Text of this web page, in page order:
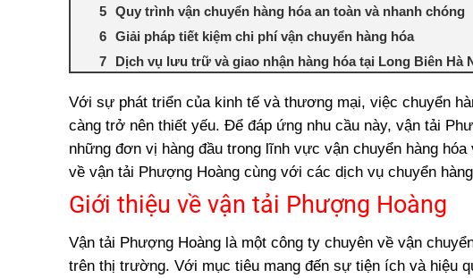
Quy trình vận chuyển hàng hóa an toàn và nhanh chóng
Giải pháp tiết kiệm chi phí vận chuyển hàng hóa
Dịch vụ lưu trữ và giao nhận hàng hóa tại Long Biên Hà
Quy mô và phạm vi dịch vụ vận tải của Phượng Hoàng
Khách hàng tiêu biểu đã sử dụng dịch vụ của Phượng
Cách thức liên hệ và đặt hàng với Phượng Hoàng
Vận chuyển hàng hóa từ Sài Gòn đi Hà Nội: Lợi ích và
Tại sao chọn dịch vụ chuyển hàng từ thành phố Hồ Chí
Các loại hàng hóa phổ biến được vận chuyển từ Sài
Với sự phát triển của kinh tế và thương mại, việc chuyển
càng trở nên thiết yếu. Để đáp ứng nhu cầu này, vận tải
những đơn vị hàng đầu trong lĩnh vực vận chuyển hàng
về vận tải Phượng Hoàng cùng với các dịch vụ chuyển
Giới thiệu về vận tải Phượng Hoàng
Vận tải Phượng Hoàng là một công ty chuyên về vận
trên thị trường. Với mục tiêu mang đến sự tiện ích và hiệu